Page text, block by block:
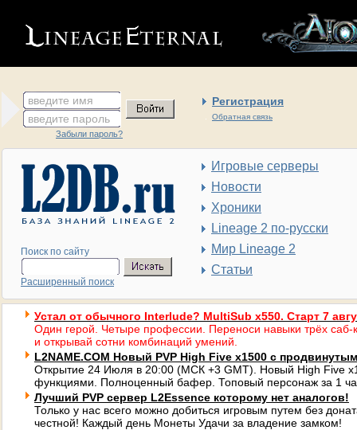
введите имя Регистрация
Обратная связь
введите пароль
Забыли пароль?
Поиск по сайту
Расширенный поиск
Игровые серверы
Новости
Хроники
Lineage 2 по-русски
Мир Lineage 2
Статьи
Устал от обычного Interlude? MultiSub x550. Старт 7
Один герой. Четыре профессии. Переноси навыки трёх саб-
и открывай сотни комбинаций умений.
L2NAME.COM Новый PVP High Five x1500 с
Открытие 24 Июля в 20:00 (МСК +3 GMT). Новый High Five
функциями. Полноценный бафер. Топовый персонаж за 1
Лучший PVP сервер L2Essence которому нет аналогов!
Только у нас всего можно добиться игровым путем без
честной! Каждый день Монеты Удачи за владение замком!